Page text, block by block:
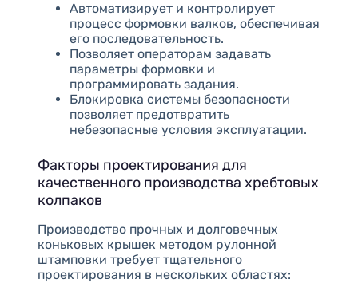
Автоматизирует и контролирует
процесс формовки валков, обеспечивая
его последовательность.
Позволяет операторам задавать
параметры формовки и
программировать задания.
Блокировка системы безопасности
позволяет предотвратить
небезопасные условия эксплуатации.
Факторы проектирования для
качественного производства хребтовых
колпаков
Производство прочных и долговечных
коньковых крышек методом рулонной
штамповки требует тщательного
проектирования в нескольких областях: